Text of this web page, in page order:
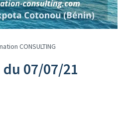
CONSULTING
07/07/21